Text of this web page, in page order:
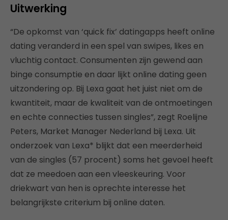
Uitwerking
“De opkomst van ‘quick fix’ datingapps heeft online
dating veranderd in een spel van swipes, likes en
vluchtig contact. Consumenten zijn gewend aan
binge consumptie en daar lijkt online dating geen
uitzondering op. Bij Lexa gaat het juist niet om de
kwantiteit, maar de kwaliteit van de ontmoetingen
en echte connecties tussen singles”, zegt Roelijne
Peters, Market Manager Nederland bij Lexa. Uit
onderzoek van Lexa* blijkt dat een meerderheid
van de singles (57 procent) soms het gevoel heeft
dat ze meedoen aan een vleeskeuring. Voor
driekwart van hen is oprechte interesse het
belangrijkste criterium bij online daten.